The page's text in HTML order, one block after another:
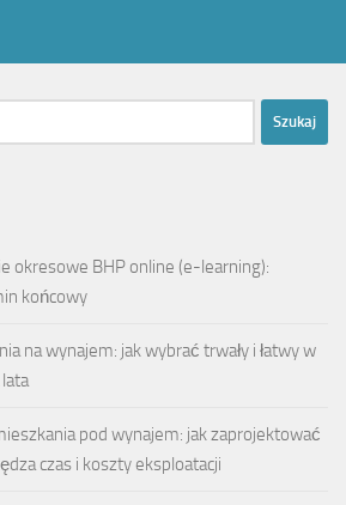
okresowe BHP online (e-learning):
końcowy
na wynajem: jak wybrać trwały i łatwy w
pod wynajem: jak zaprojektować
czas i koszty eksploatacji